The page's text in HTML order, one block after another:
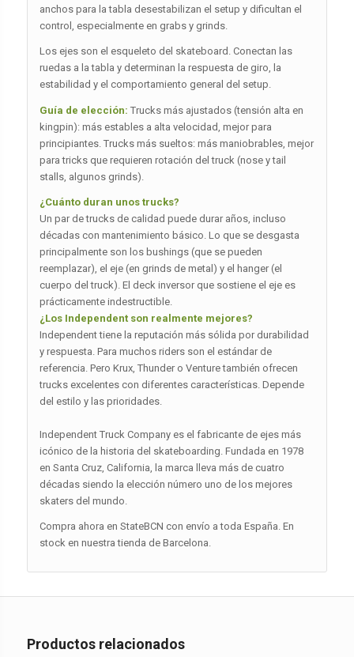
anchos para la tabla desestabilizan el setup y dificultan el
control, especialmente en grabs y grinds.
Los ejes son el esqueleto del skateboard. Conectan las
ruedas a la tabla y determinan la respuesta de giro, la
estabilidad y el comportamiento general del setup.
Guía de elección: Trucks más ajustados (tensión alta en
kingpin): más estables a alta velocidad, mejor para
principiantes. Trucks más sueltos: más maniobrables, mejor
para tricks que requieren rotación del truck (nose y tail
stalls, algunos grinds).
¿Cuánto duran unos trucks?
Un par de trucks de calidad puede durar años, incluso
décadas con mantenimiento básico. Lo que se desgasta
principalmente son los bushings (que se pueden
reemplazar), el eje (en grinds de metal) y el hanger (el
cuerpo del truck). El deck inversor que sostiene el eje es
prácticamente indestructible.
¿Los Independent son realmente mejores?
Independent tiene la reputación más sólida por durabilidad
y respuesta. Para muchos riders son el estándar de
referencia. Pero Krux, Thunder o Venture también ofrecen
trucks excelentes con diferentes características. Depende
del estilo y las prioridades.
Independent Truck Company es el fabricante de ejes más
icónico de la historia del skateboarding. Fundada en 1978
en Santa Cruz, California, la marca lleva más de cuatro
décadas siendo la elección número uno de los mejores
skaters del mundo.
Compra ahora en StateBCN con envío a toda España. En
stock en nuestra tienda de Barcelona.
Productos relacionados